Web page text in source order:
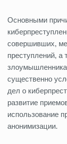
Основными
совершивших,
преступлений, а
существенно
дел о
развитие
использование
анонимизации.